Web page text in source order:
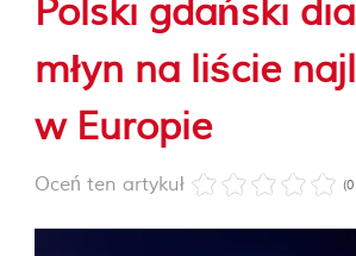
Polski gdański
młyn na liście
w Europie
Oceń ten artykuł